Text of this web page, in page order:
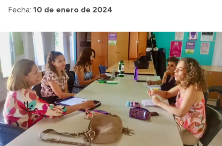
Login
Fecha: 10 de enero de 2024